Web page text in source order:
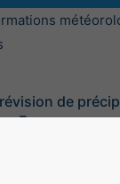
de
France